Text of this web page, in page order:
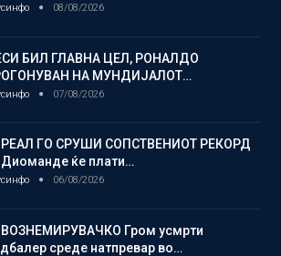
08/08/2026
БИЛ ГЛАВНА ЦЕЛ, РОНАЛДО
НА МУНДИЈАЛОТ…
07/08/2026
РЕАЛ ГО СРУШИ СОПСТВЕНИОТ РЕКОРД
Диоманде ќе плати…
06/08/2026
ВОЗНЕМИРУВАЧКО Гром усмрти
среде натпревар во…